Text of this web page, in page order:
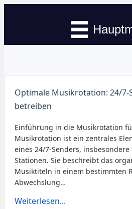
Optimale Musikrotation: 24/7-
betreiben
Einführung in die Musikrotation
Musikrotation ist ein zentrales
eines 24/7-Senders,
Stationen. Sie beschreibt das
Musiktiteln in einem bestimmten
Abwechslung…
Weiterlesen...